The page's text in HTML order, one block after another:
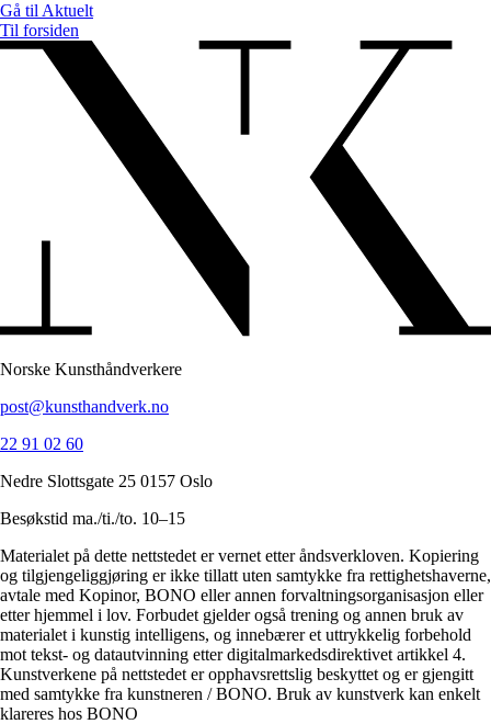
Gå til Aktuelt
Til forsiden
Norske Kunsthåndverkere
post@kunsthandverk.no
22 91 02 60
Nedre Slottsgate 25 0157 Oslo
Besøkstid ma./ti./to. 10–15
Materialet på dette nettstedet er vernet etter åndsverkloven. Kopiering
og tilgjengeliggjøring er ikke tillatt uten samtykke fra rettighetshaverne,
avtale med Kopinor, BONO eller annen forvaltningsorganisasjon eller
etter hjemmel i lov. Forbudet gjelder også trening og annen bruk av
materialet i kunstig intelligens, og innebærer et uttrykkelig forbehold
mot tekst- og datautvinning etter digitalmarkedsdirektivet artikkel 4.
Kunstverkene på nettstedet er opphavsrettslig beskyttet og er gjengitt
med samtykke fra kunstneren / BONO. Bruk av kunstverk kan enkelt
klareres hos BONO